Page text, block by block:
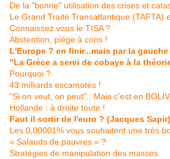
De la "bonne" utilisation des crises et
Le Grand Traité Transatlantique (TAFTA)
Connaissez vous le TISA ?
Abstention, piége à cons !
L'Europe ? en finir...mais par la gauche
"La Grèce a servi de cobaye à la
Pourquoi ?
43 milliards escamotés !
"Si on veut, on peut"...Mais c'est en
Hollande : à droite toute !
Faut il sortir de l'euro ? (Jacques Sapir)
Les 0,00001% vous souhaitent une très
« Salauds de pauvres » ?
Stratégies de manipulation des masses